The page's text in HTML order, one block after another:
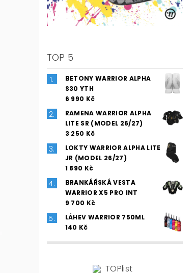
TOP 5
BETONY WARRIOR ALPHA
S30 YTH
6 990 Kč
RAMENA WARRIOR ALPHA
LITE SR (MODEL 26/27)
3 250 Kč
LOKTY WARRIOR ALPHA LITE
JR (MODEL 26/27)
1 890 Kč
BRANKÁŘSKÁ VESTA
WARRIOR X5 PRO INT
9 700 Kč
LÁHEV WARRIOR 750ML
140 Kč